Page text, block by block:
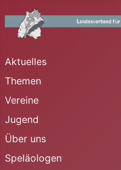
Aktuelles
Themen
Vereine
Jugend
Über uns
Speläologen